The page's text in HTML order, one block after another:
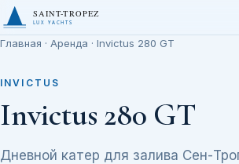
SAINT-TROPEZ
LUX YACHTS
Главная · Аренда · Invictus 280 GT
INVICTUS
Invictus 280 GT
Дневной катер для залива Сен-